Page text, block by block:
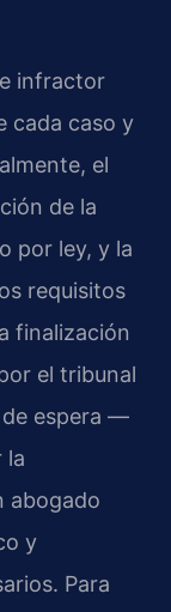
infractor
cada caso y
el
de la
por ley, y la
requisitos
finalización
el tribunal
de espera —
la
abogado
y
Para